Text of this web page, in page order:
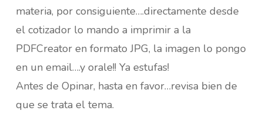
materia, por consiguiente….directamente desde
el cotizador lo mando a imprimir a la
PDFCreator en formato JPG, la imagen lo pongo
en un email….y orale!! Ya estufas!
Antes de Opinar, hasta en favor…revisa bien de
que se trata el tema.